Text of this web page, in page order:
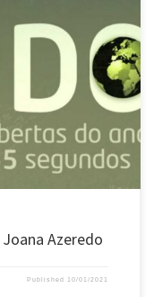
ano reconhecida com o Prémio
para muitas doenças hoje
surgiram as primeiras
Azeredo
Published 10/01/2021